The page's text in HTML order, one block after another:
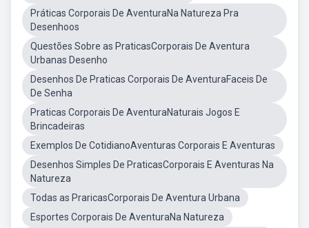
Práticas Corporais De AventuraNa Natureza Pra
Desenhoos
Questões Sobre as PraticasCorporais De Aventura
Urbanas Desenho
Desenhos De Praticas Corporais De AventuraFaceis De
De Senha
Praticas Corporais De AventuraNaturais Jogos E
Brincadeiras
Exemplos De CotidianoAventuras Corporais E Aventuras
Desenhos Simples De PraticasCorporais E Aventuras Na
Natureza
Todas as PraricasCorporais De Aventura Urbana
Esportes Corporais De AventuraNa Natureza